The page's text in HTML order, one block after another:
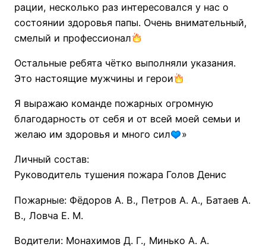
рации, несколько раз интересовался у нас о
состоянии здоровья папы. Очень внимательный,
смелый и профессионал
Остальные ребята чётко выполняли указания.
Это настоящие мужчины и герои
Я выражаю команде пожарных огромную
благодарность от себя и от всей моей семьи и
желаю им здоровья и много сил
»
Личный состав:
Руководитель тушения пожара Голов Денис
Пожарные: Фёдоров А. В., Петров А. А., Батаев А.
В., Ловча Е. М.
Водители: Монахимов Д. Г., Минько А. А.